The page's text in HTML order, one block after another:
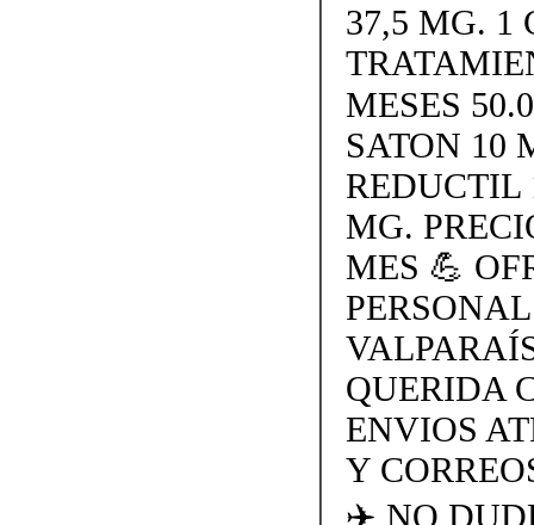
37,5 MG. 1
MESES
SATON 10
REDUCTIL
MG.
MES 💪
QUERIDA
ENVIOS
Y
✈️ NO